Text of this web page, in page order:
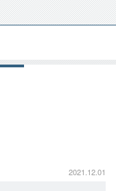
2021.12.01